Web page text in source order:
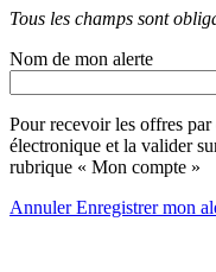
Tous les champs sont
Nom de mon alerte
Pour recevoir les offres
électronique et la valider
rubrique « Mon compte »
AnnulerEnregistrer mon